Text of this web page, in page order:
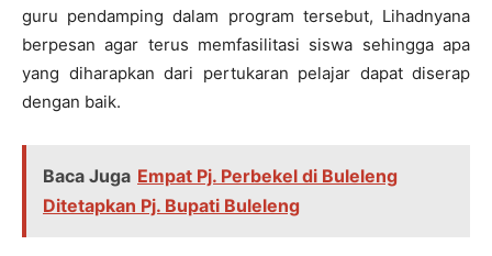
guru pendamping dalam program tersebut, Lihadnyana
berpesan agar terus memfasilitasi siswa sehingga apa
yang diharapkan dari pertukaran pelajar dapat diserap
dengan baik.
Baca Juga Empat Pj. Perbekel di Buleleng
Ditetapkan Pj. Bupati Buleleng